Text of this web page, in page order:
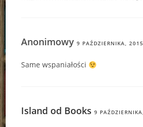
Anonimowy9 PAŹDZIERNIKA, 2015
Same wspaniałości
Island od Books 9